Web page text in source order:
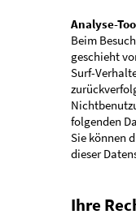
Analyse-
Beim
geschieht
Surf-
folgenden
Sie können
dieser
Ihre